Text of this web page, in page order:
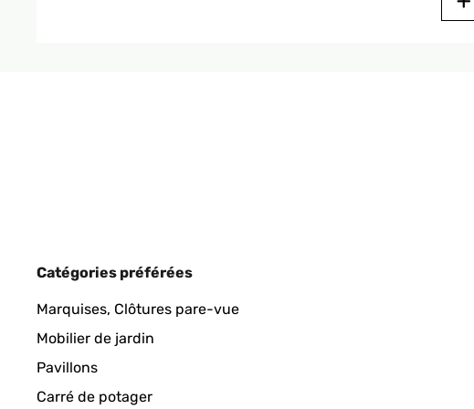
Catégories préférées
Marquises, Clôtures pare-vue
Mobilier de jardin
Pavillons
Carré de potager